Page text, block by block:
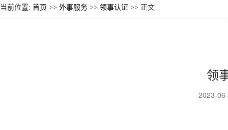
当前位置: 首页 >> 外事服务 >> 领事认证 >> 正文
领
2023-